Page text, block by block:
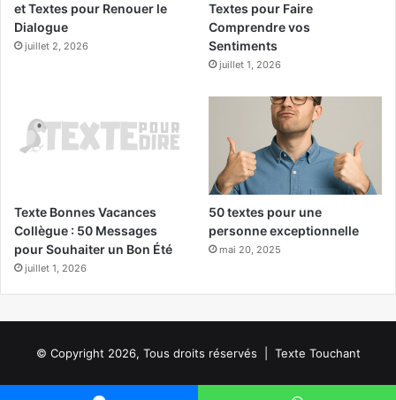
et Textes pour Renouer le
Dialogue
juillet 2, 2026
Textes pour Faire
Comprendre vos
Sentiments
juillet 1, 2026
Texte Bonnes Vacances
Collègue : 50 Messages
pour Souhaiter un Bon Été
juillet 1, 2026
50 textes pour une
personne exceptionnelle
mai 20, 2025
© Copyright 2026, Tous droits réservés | Texte Touchant